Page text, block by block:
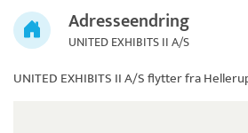
Adresseendring
UNITED EXHIBITS II A/S
UNITED EXHIBITS II A/Sflytter fra